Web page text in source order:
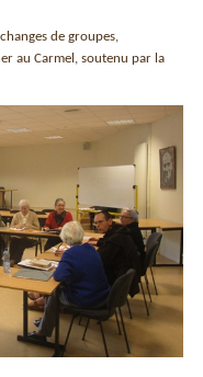
de groupes,
au Carmel, soutenu par la